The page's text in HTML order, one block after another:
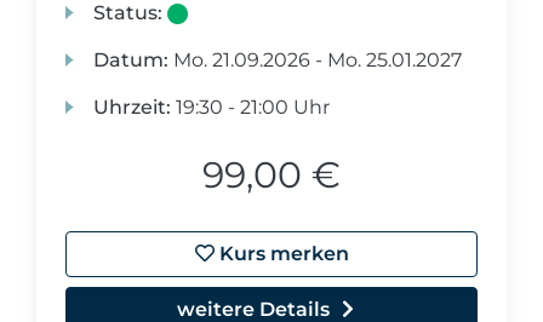
Status:
Datum: Mo. 21.09.2026 - Mo. 25.01.2027
Uhrzeit: 19:30 - 21:00 Uhr
99,00 €
Kurs merken
weitere Details